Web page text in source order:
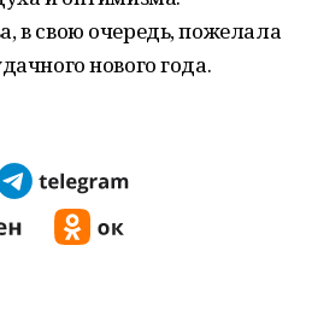
в свою очередь, пожелала
нового года.